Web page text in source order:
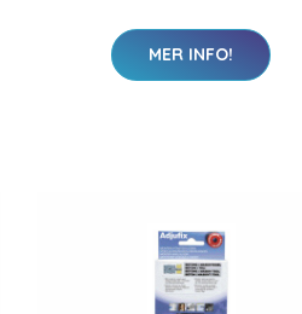
MER INFO!